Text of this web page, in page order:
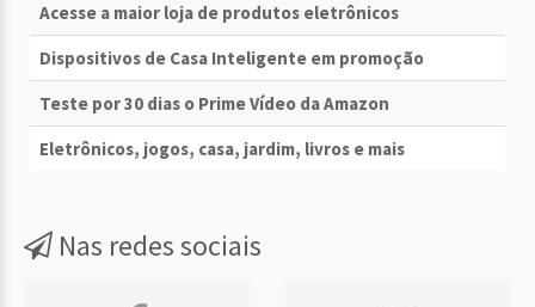
Acesse a maior loja de produtos eletrônicos
Dispositivos de Casa Inteligente em promoção
Teste por 30 dias o Prime Vídeo da Amazon
Eletrônicos, jogos, casa, jardim, livros e mais
Nas redes sociais